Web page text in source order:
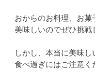
おからのお料理、お菓
美味しいのでぜひ挑戦
しかし、本当に美味し
食べ過ぎにはご注意